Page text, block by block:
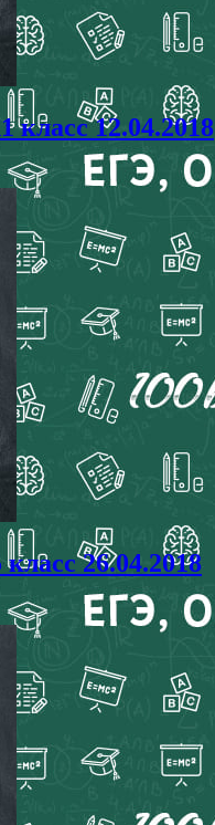
класс 12.04.2018
26.04.2018